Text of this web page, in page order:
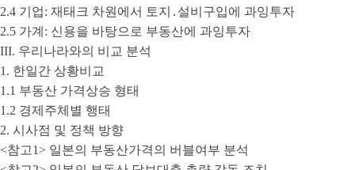
2.4 기업: 재태크 차원에서 토지․설비구입에 과잉투자
2.5 가계: 신용을 바탕으로 부동산에 과잉투자
III. 우리나라와의 비교 분석
1. 한일간 상황비교
1.1 부동산 가격상승 형태
1.2 경제주체별 행태
2. 시사점 및 정책 방향
<참고1> 일본의 부동산가격의 버블여부 분석